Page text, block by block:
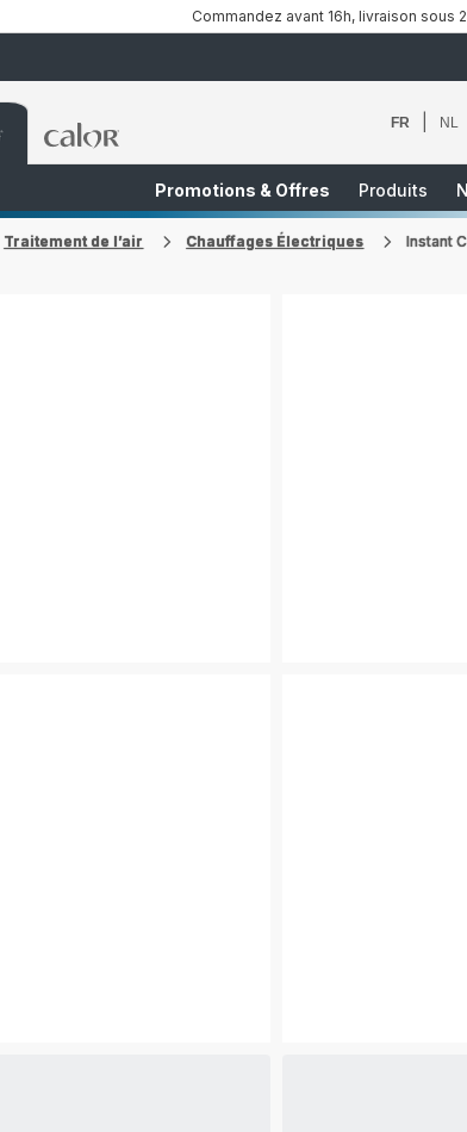
Commandez avant 16h, livraison sous
Accueil
Rowenta
Accueil
FR NL
Promotions & Offres Produits
Traitement de l’air Chauffages Électriques Instant